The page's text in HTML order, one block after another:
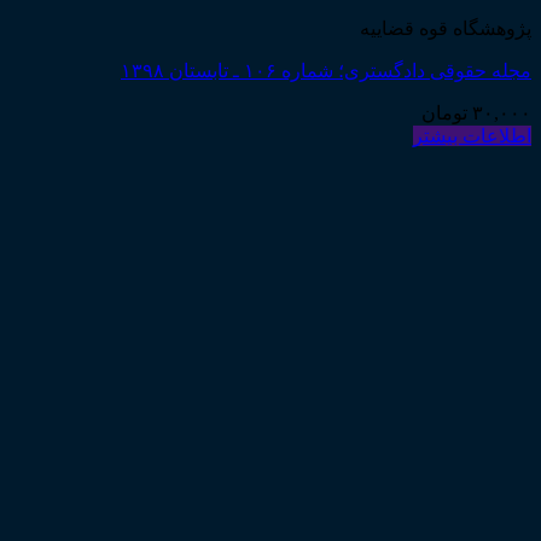
پژوهشگاه قوه قضاییه
مجله حقوقی دادگستری؛ شماره ۱۰۶ ـ تابستان ۱۳۹۸
۳۰,۰۰۰ تومان
اطلاعات بیشتر